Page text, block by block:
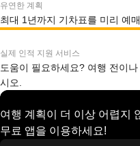
유연한 계획
최대 1년까지 기차표를 미리 예
실제 인적 지원 서비스
도움이 필요하세요? 여행 전이
시오.
여행 계획이 더 이상 어렵지
무료 앱을 이용하세요!